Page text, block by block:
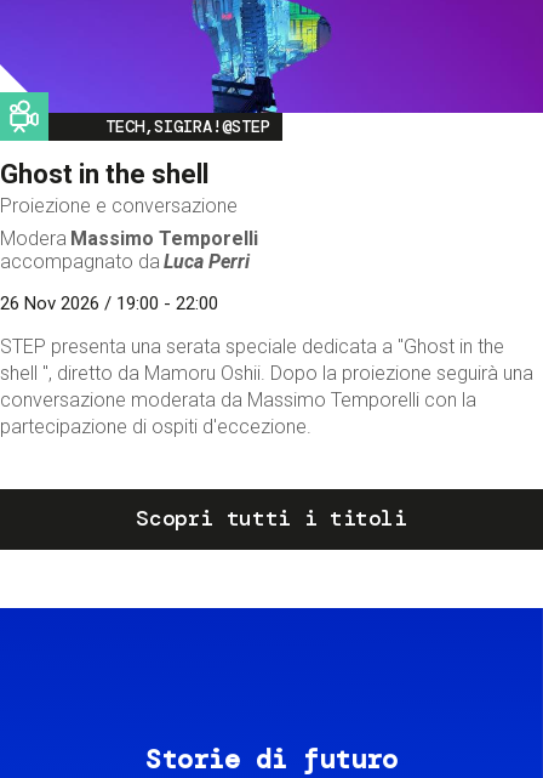
Image
TECH,SIGIRA!@STEP
Ghost in the shell
Proiezione e conversazione
Modera Massimo Temporelli
accompagnato da Luca Perri
26 Nov 2026 / 19:00 - 22:00
STEP presenta una serata speciale dedicata a "Ghost in the
shell ", diretto da Mamoru Oshii. Dopo la proiezione seguirà una
conversazione moderata da Massimo Temporelli con la
partecipazione di ospiti d'eccezione.
Scopri tutti i titoli
Storie di futuro